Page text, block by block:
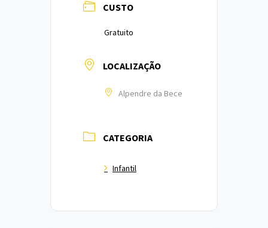
CUSTO
Gratuito
LOCALIZAÇÃO
Alpendre da Bece
CATEGORIA
Infantil